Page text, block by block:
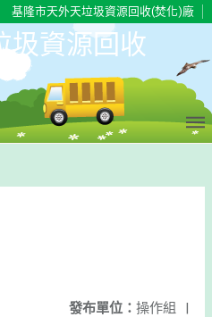
基隆市天外天垃圾資源回收(焚化)廠
圾資源回收
發布單位： 操作組 |